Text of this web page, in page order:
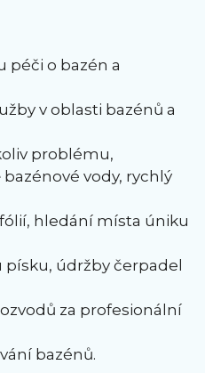
péči o bazén a
v oblasti bazénů a
problému,
vody, rychlý
hledání místa úniku
písku, údržby čerpadel
za profesionální
bazénů.